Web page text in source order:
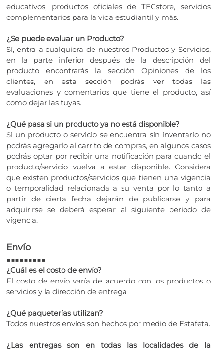
educativos, productos oficiales de TECstore, servicios
complementarios para la vida estudiantil y más.
¿Se puede evaluar un Producto?
Sí, entra a cualquiera de nuestros Productos y Servicios,
en la parte inferior después de la descripción del
producto encontrarás la sección Opiniones de los
clientes, en esta sección podrás ver todas las
evaluaciones y comentarios que tiene el producto, así
como dejar las tuyas.
¿Qué pasa si un producto ya no está disponible?
Si un producto o servicio se encuentra sin inventario no
podrás agregarlo al carrito de compras, en algunos casos
podrás optar por recibir una notificación para cuando el
producto/servicio vuelva a estar disponible. Considera
que existen productos/servicios que tienen una vigencia
o temporalidad relacionada a su venta por lo tanto a
partir de cierta fecha dejarán de publicarse y para
adquirirse se deberá esperar al siguiente periodo de
vigencia.
Envío
■■■■■■■■■
¿Cuál es el costo de envío?
El costo de envío varía de acuerdo con los productos o
servicios y la dirección de entrega
¿Qué paqueterías utilizan?
Todos nuestros envíos son hechos por medio de Estafeta.
¿Las entregas son en todas las localidades de la